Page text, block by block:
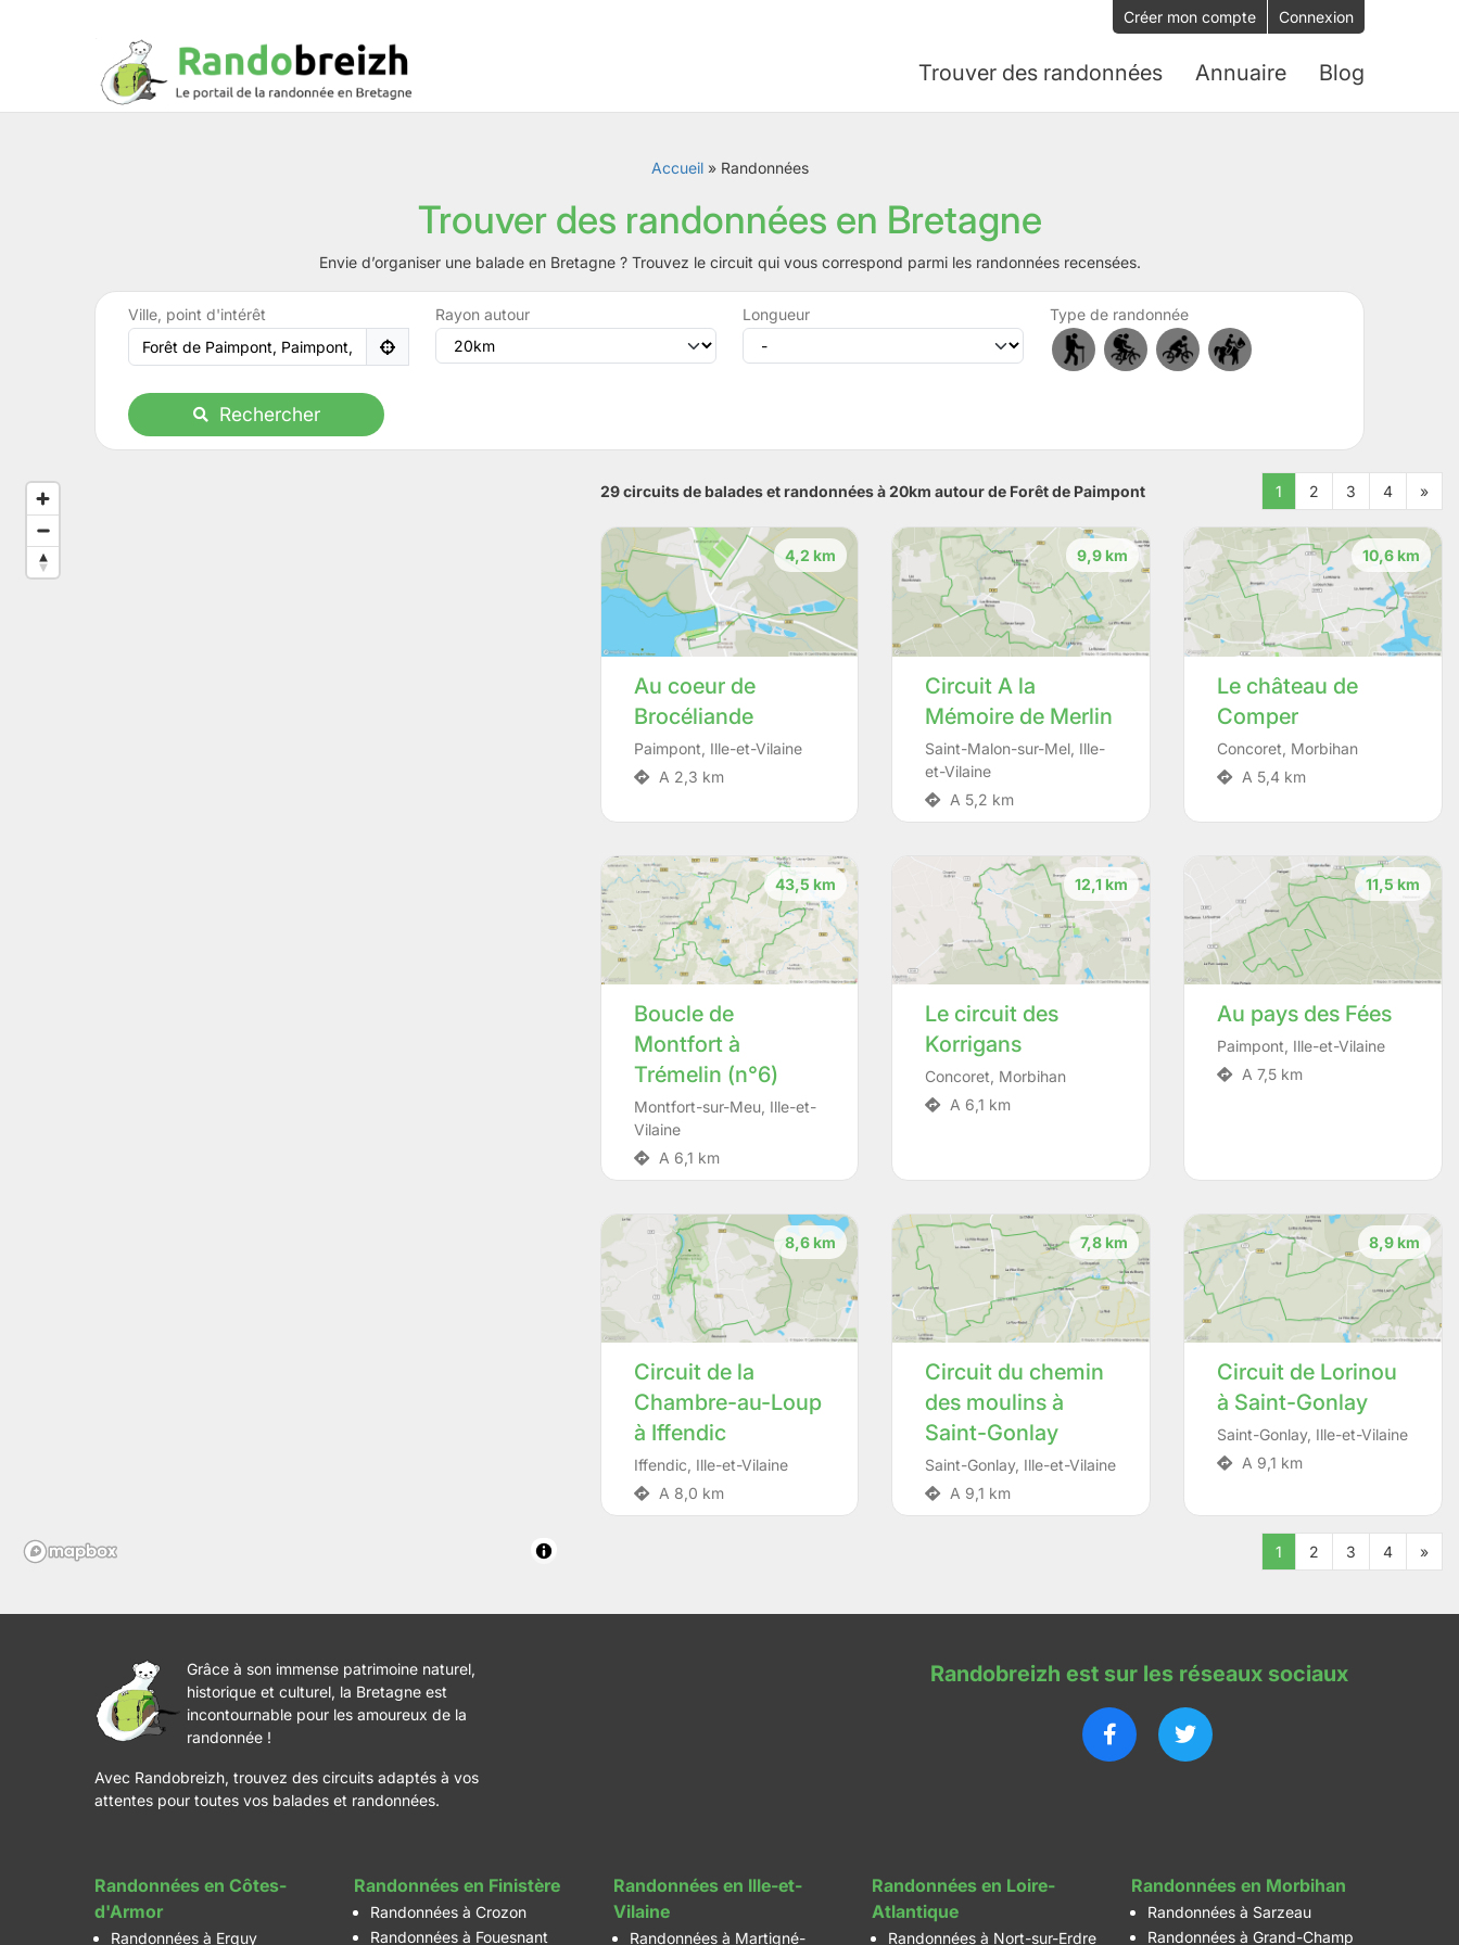
Créer mon compte Connexion
Trouver des randonnées Annuaire Blog
Accueil» Randonnées
Trouver des randonnées en Bretagne
Envie d’organiser une balade en Bretagne ? Trouvez le circuit qui vous correspond parmi les randonnées recensées.
Ville, point d'intérêt Rayon autour Longueur Type de randonnée
Rechercher
29 circuits de balades et randonnées à 20km autour de Forêt de Paimpont 1 2 3 4 »
4,2 km
Au coeur de
Brocéliande
Paimpont Ille-et-Vilaine
A 2,3 km
9,9 km
Circuit A la
Mémoire de Merlin
Saint-Malon-sur-Mel Ille-
et-Vilaine
A 5,2 km
10,6 km
Le château de
Comper
Concoret Morbihan
A 5,4 km
43,5 km
Boucle de
Montfort à
Trémelin (n°6)
Montfort-sur-Meu, Ille-et-
Vilaine
A 6,1 km
12,1 km
Le circuit des
Korrigans
Concoret Morbihan
A 6,1 km
11,5 km
Au pays des Fées
Paimpont Ille-et-Vilaine
A 7,5 km
8,6 km
Circuit de la
Chambre-au-Loup
à Iffendic
Iffendic Ille-et-Vilaine
A 8,0 km
7,8 km
Circuit du chemin
des moulins à
Saint-Gonlay
Saint-Gonlay, Ille-et-Vilaine
A 9,1 km
8,9 km
Circuit de Lorinou
à Saint-Gonlay
Saint-Gonlay, Ille-et-Vilaine
A 9,1 km
1 2 3 4 »
Grâce à son immense patrimoine naturel,
historique et culturel, la Bretagne est
incontournable pour les amoureux de la
randonnée !
Avec Randobreizh, trouvez des circuits adaptés à vos
attentes pour toutes vos balades et randonnées.
Randobreizh est sur les réseaux sociaux
Randonnées en Côtes-
d'Armor
Randonnées à Erquy
Randonnées en Finistère
Randonnées à Crozon
Randonnées à Fouesnant
Randonnées en Ille-et-
Vilaine
Randonnées à Martigné-
Randonnées en Loire-
Atlantique
Randonnées à Nort-sur-Erdre
Randonnées en Morbihan
Randonnées à Sarzeau
Randonnées à Grand-Champ